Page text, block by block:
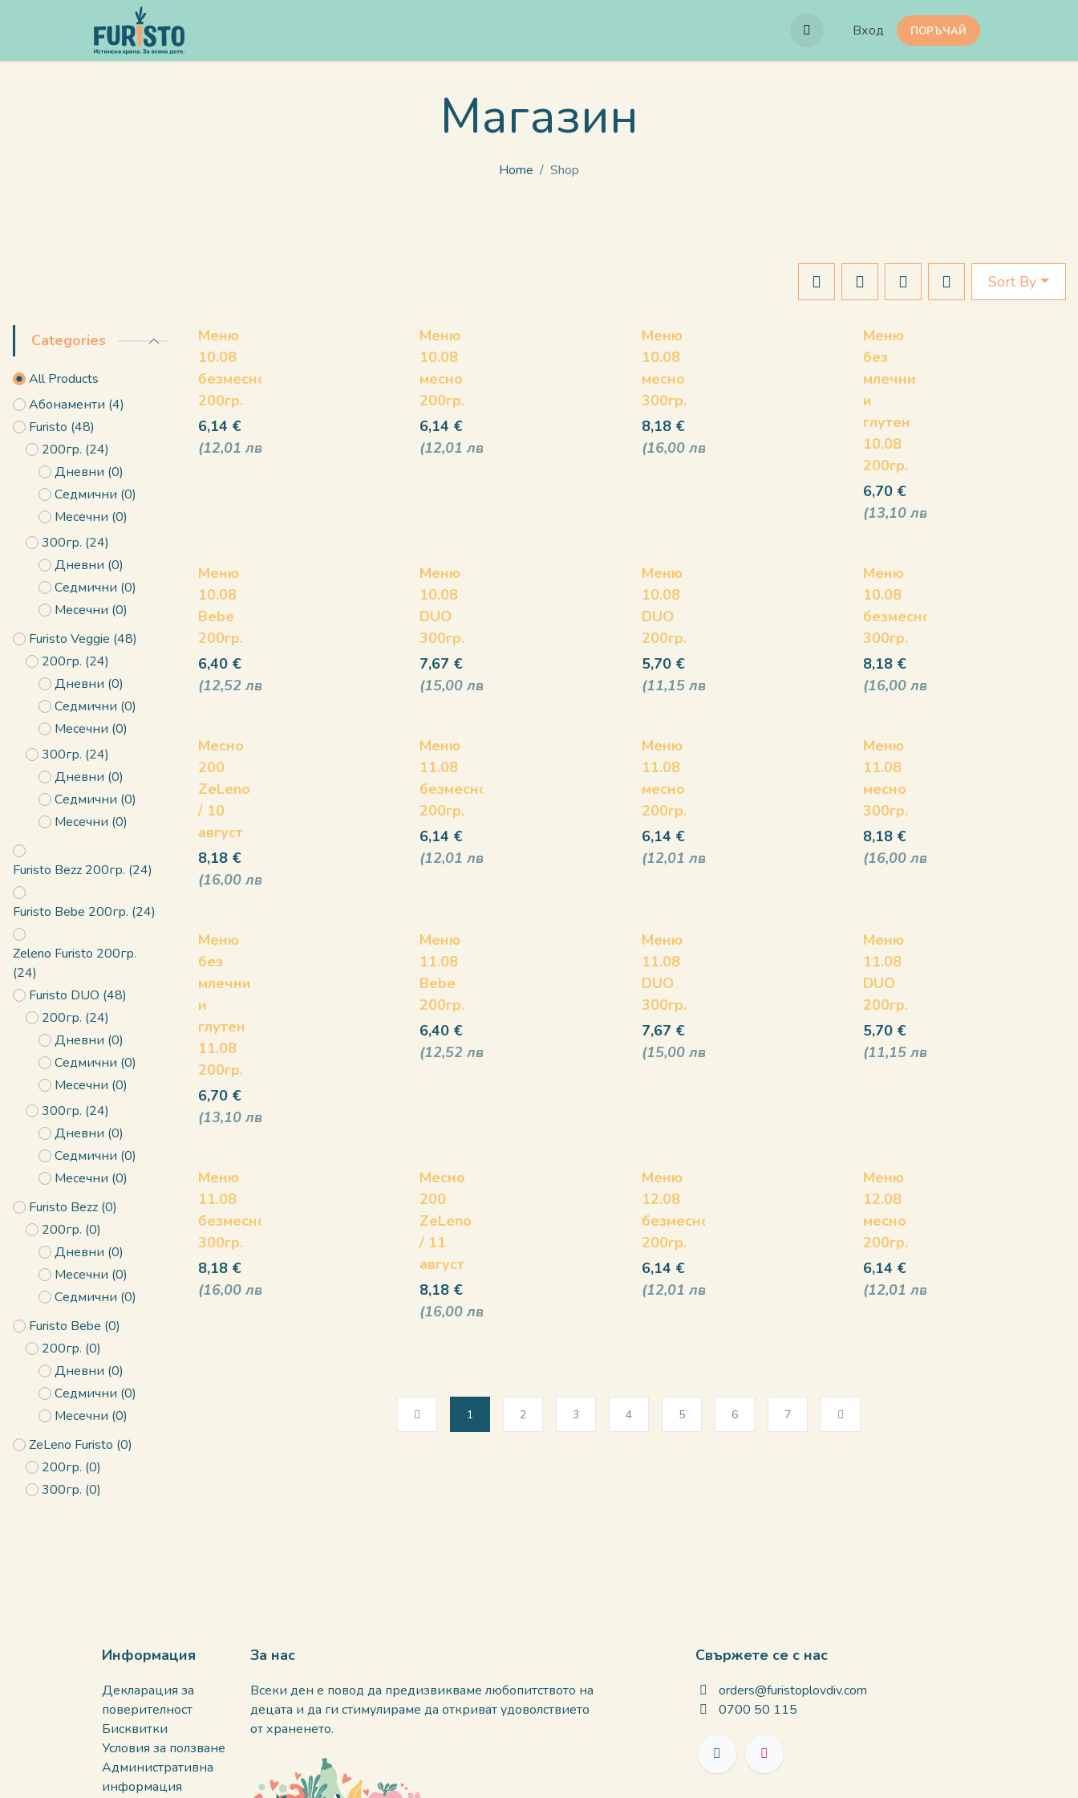
Преминете към съдържание
Вход ПОРЪЧАЙ
Магазин
Home Shop
Sort By
Categories
All Products
Абонаменти (4)
Furisto (48)
200гр. (24)
Дневни (0)
Седмични (0)
Месечни (0)
300гр. (24)
Дневни (0)
Седмични (0)
Месечни (0)
Furisto Veggie (48)
200гр. (24)
Дневни (0)
Седмични (0)
Месечни (0)
300гр. (24)
Дневни (0)
Седмични (0)
Месечни (0)
Furisto Bezz 200гр. (24)
Furisto Bebe 200гр. (24)
Zeleno Furisto 200гр.
(24)
Furisto DUO (48)
200гр. (24)
Дневни (0)
Седмични (0)
Месечни (0)
300гр. (24)
Дневни (0)
Седмични (0)
Месечни (0)
Furisto Bezz (0)
200гр. (0)
Дневни (0)
Месечни (0)
Седмични (0)
Furisto Bebe (0)
200гр. (0)
Дневни (0)
Седмични (0)
Месечни (0)
ZeLeno Furisto (0)
200гр. (0)
300гр. (0)
Меню
10.08
безмесно
200гр.
6,14 €
12,01 лв
Меню
10.08
месно
200гр.
6,14 €
12,01 лв
Меню
10.08
месно
300гр.
8,18€
16,00лв
Меню
без
млечни
и
глутен
10.08
200гр.
6,70 €
13,10 лв
Меню
10.08
Bebe
200гр.
6,40 €
12,52 лв
Меню
10.08
DUO
300гр.
7,67 €
15,00 лв
Меню
10.08
DUO
200гр.
5,70€
11,15лв
Меню
10.08
безмесно
300гр.
8,18 €
16,00 лв
Месно
200
ZeLeno
/ 10
август
8,18 €
16,00 лв
Меню
11.08
безмесно
200гр.
6,14 €
12,01 лв
Меню
11.08
месно
200гр.
6,14 €
12,01 лв
Меню
11.08
месно
300гр.
8,18 €
16,00 лв
Меню
без
млечни
и
глутен
11.08
200гр.
6,70 €
13,10 лв
Меню
11.08
Bebe
200гр.
6,40 €
12,52 лв
Меню
11.08
DUO
300гр.
7,67 €
15,00лв
Меню
11.08
DUO
200гр.
5,70 €
11,15 лв
Меню
11.08
безмесно
300гр.
8,18 €
16,00 лв
Месно
200
ZeLeno
/ 11
август
8,18 €
16,00 лв
Меню
12.08
безмесно
200гр.
6,14 €
12,01 лв
Меню
12.08
месно
200гр.
6,14 €
12,01 лв
1 2 3 4 5 6 7
Информация
Декларация за
поверителност
Бисквитки
Условия за ползване
Административна
информация
Свържете се с нас
orders@furistoplovdiv.com
0700 50 115
За нас
Всеки ден е повод да предизвикваме любопитството на
децата и да ги стимулираме да откриват удоволствието
от храненето.